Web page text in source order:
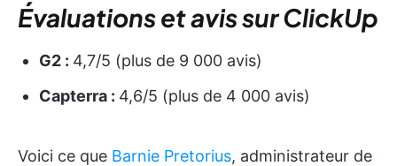
Évaluations et avis sur ClickUp
G2 : 4,7/5 (plus de 9 000 avis)
Capterra : 4,6/5 (plus de 4 000 avis)
Voici ce que Barnie Pretorius, administrateur de